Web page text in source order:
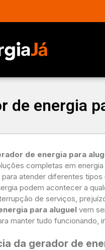
de energia
de energia para
completas em
atender diferentes
podem acontecer a
de serviços,
para aluguel vem
manter tudo funcionando,
da gerador de